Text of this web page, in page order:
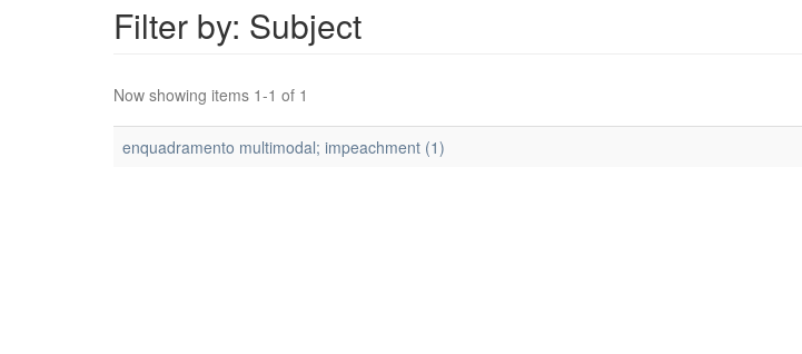
Filter by: Subject
Now showing items 1-1 of 1
enquadramento multimodal; impeachment (1)